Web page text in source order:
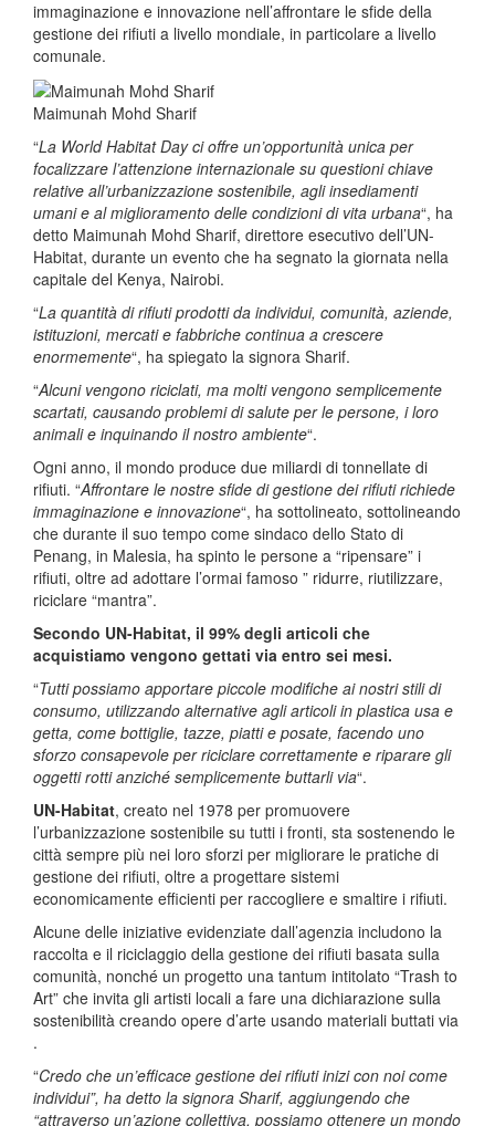
immaginazione e innovazione nell’affrontare le sfide della
gestione dei rifiuti a livello mondiale, in particolare a livello
comunale.
Maimunah Mohd Sharif
“La World Habitat Day ci offre un’opportunità unica per
focalizzare l’attenzione internazionale su questioni chiave
relative all’urbanizzazione sostenibile, agli insediamenti
umani e al miglioramento delle condizioni di vita urbana“, ha
detto Maimunah Mohd Sharif, direttore esecutivo dell’UN-
Habitat, durante un evento che ha segnato la giornata nella
capitale del Kenya, Nairobi.
“La quantità di rifiuti prodotti da individui, comunità, aziende,
istituzioni, mercati e fabbriche continua a crescere
enormemente“, ha spiegato la signora Sharif.
“Alcuni vengono riciclati, ma molti vengono semplicemente
scartati, causando problemi di salute per le persone, i loro
animali e inquinando il nostro ambiente“.
Ogni anno, il mondo produce due miliardi di tonnellate di
rifiuti. “Affrontare le nostre sfide di gestione dei rifiuti richiede
immaginazione e innovazione“, ha sottolineato, sottolineando
che durante il suo tempo come sindaco dello Stato di
Penang, in Malesia, ha spinto le persone a “ripensare” i
rifiuti, oltre ad adottare l’ormai famoso ” ridurre, riutilizzare,
riciclare “mantra”.
Secondo UN-Habitat, il 99% degli articoli che
acquistiamo vengono gettati via entro sei mesi.
“Tutti possiamo apportare piccole modifiche ai nostri stili di
consumo, utilizzando alternative agli articoli in plastica usa e
getta, come bottiglie, tazze, piatti e posate, facendo uno
sforzo consapevole per riciclare correttamente e riparare gli
oggetti rotti anziché semplicemente buttarli via“.
UN-Habitat, creato nel 1978 per promuovere
l’urbanizzazione sostenibile su tutti i fronti, sta sostenendo le
città sempre più nei loro sforzi per migliorare le pratiche di
gestione dei rifiuti, oltre a progettare sistemi
economicamente efficienti per raccogliere e smaltire i rifiuti.
Alcune delle iniziative evidenziate dall’agenzia includono la
raccolta e il riciclaggio della gestione dei rifiuti basata sulla
comunità, nonché un progetto una tantum intitolato “Trash to
Art” che invita gli artisti locali a fare una dichiarazione sulla
sostenibilità creando opere d’arte usando materiali buttati via
.
“Credo che un’efficace gestione dei rifiuti inizi con noi come
individui”, ha detto la signora Sharif, aggiungendo che
“attraverso un’azione collettiva, possiamo ottenere un mondo